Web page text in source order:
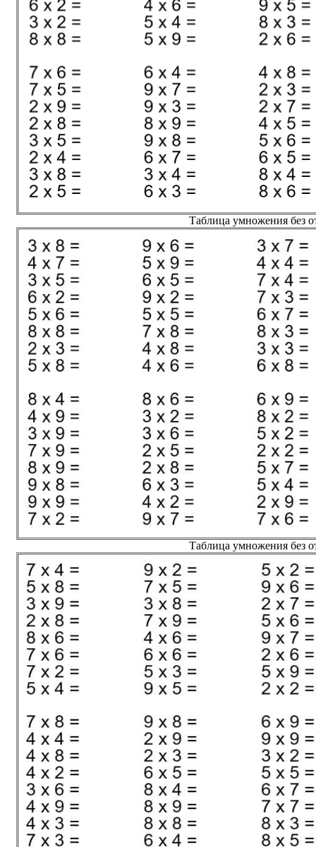
Таблица умножения без
Таблица умножения без